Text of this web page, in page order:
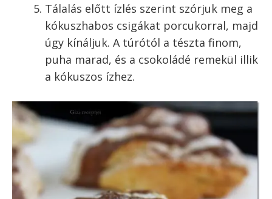
Tálalás előtt ízlés szerint szórjuk meg a
kókuszhabos csigákat porcukorral, majd
úgy kínáljuk. A túrótól a tészta finom,
puha marad, és a csokoládé remekül illik
a kókuszos ízhez.